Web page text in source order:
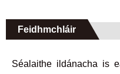
Feidhmchláir
Séalaithe ildánacha is